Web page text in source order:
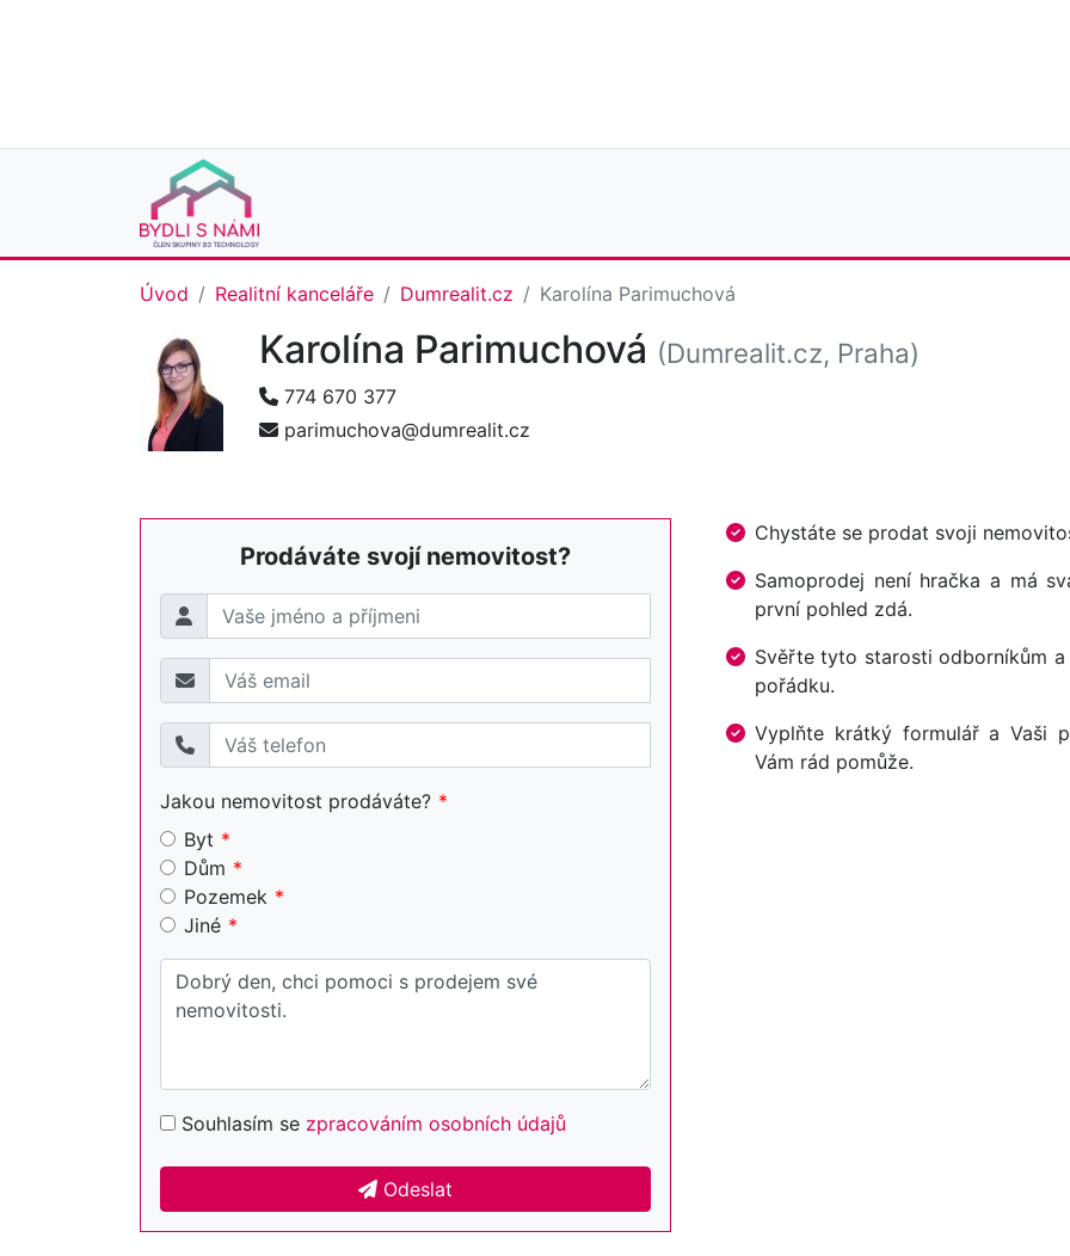
Úvod Realitní kanceláře Dumrealit.cz Karolína Parimuchová
Karolína Parimuchová (Dumrealit.cz, Praha)
774 670 377
parimuchova@dumrealit.cz
Prodáváte svojí nemovitost?
Jakou nemovitost prodáváte?
Byt
Dům
Pozemek
Jiné
Souhlasím se zpracováním osobních údajů
Odeslat
Chystáte se prodat svoji
Samoprodej není hračka a má
první pohled zdá.
Svěřte tyto starosti odborníkům
pořádku.
Vyplňte krátký formulář a Vaši
Vám rád pomůže.